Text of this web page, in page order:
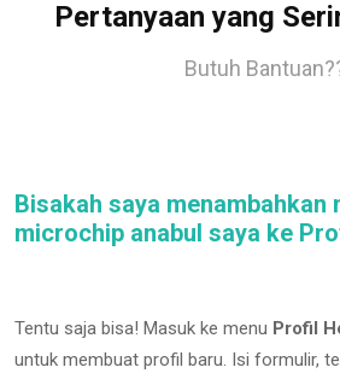
Pertanyaan yang
Butuh
Bisakah saya menambahkan
microchip anabul saya ke
Tentu saja bisa! Masuk ke menu Profil
untuk membuat profil baru. Isi formulir,